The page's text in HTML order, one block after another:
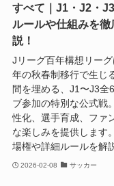
すべて｜J1・J2・
ルールや仕組みを徹
説！
Jリーグ百年構想リー
年の秋春制移行で生じ
間を埋める、J1〜J3全
ブ参加の特別な公式戦
性化、選手育成、ファ
な楽しみを提供します
場権や詳細ルールを解
2026-02-08 サッカー